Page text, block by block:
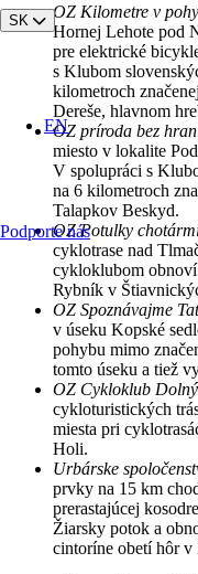
SK
EN
Podporte nás
OZ Kilometre v
Hornej Lehote pod
pre elektrické
s Klubom
kilometroch
Dereše, hlavnom
OZ príroda bez
miesto v lokalite
V spolupráci s
na 6 kilometroch
Talapkov Beskyd.
OZ Potulky
cyklotrase nad
cykloklubom
Rybník v
OZ Spoznávajme
v úseku Kopské
pohybu mimo
tomto úseku a tiež
OZ Cykloklub
cykloturistických
miesta pri
Holi.
Urbárske
prvky na 15 km
prerastajúcej
Žiarsky potok a
cintoríne obetí hôr v